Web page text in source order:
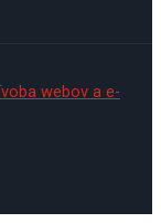
webov a e-